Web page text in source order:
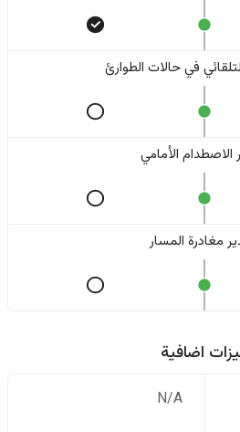
في حالات الطوارئ
الاصطدام الأمامي
مغادرة المسار
اضافية
N/A